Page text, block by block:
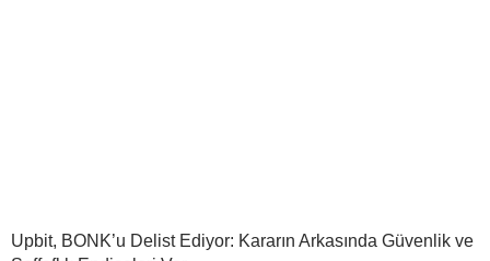
Upbit, BONK’u Delist Ediyor: Kararın Arkasında Güvenlik ve